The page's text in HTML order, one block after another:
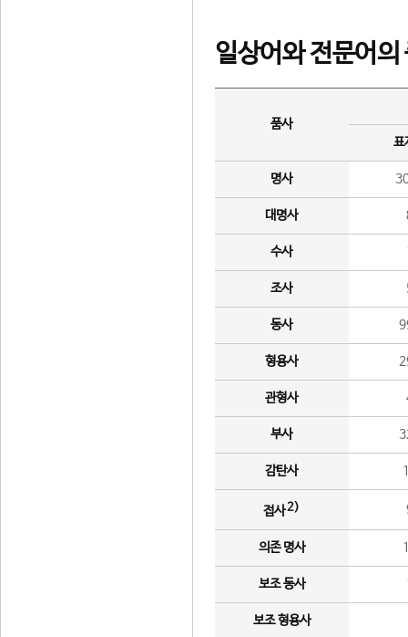
일상어와 전문어의
품사
표
명사
대명사
수사
조사
동사
형용사
관형사
부사
감탄사
접사2)
의존 명사
보조 동사
보조 형용사